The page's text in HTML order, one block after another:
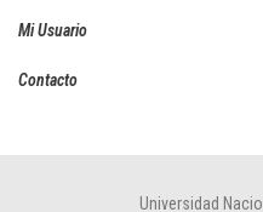
Mi Usuario
Contacto
Universidad